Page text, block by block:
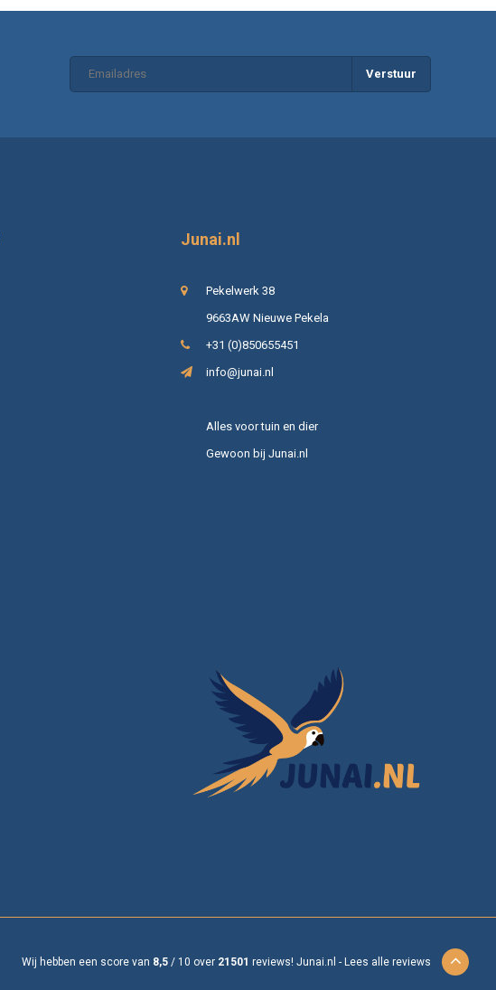
Verstuur
Junai.nl
Pekelwerk 38
9663AW Nieuwe Pekela
+31 (0)850655451
info@junai.nl
Alles voor tuin en dier
Gewoon bij Junai.nl
Wij hebben een score van 8,5 / 10 over 21501 reviews! Junai.nl - Lees alle reviews